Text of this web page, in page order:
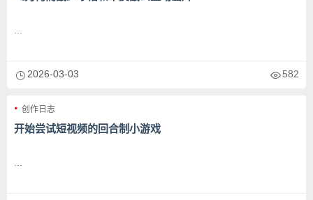
...
2026-03-03 582
创作日志
开始尝试短视频的回合制小游戏
...